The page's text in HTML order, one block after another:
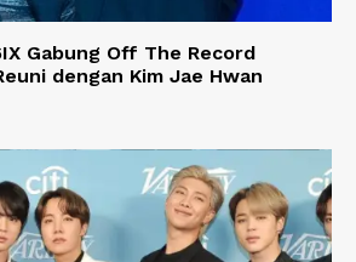
Gabung Off The Record
dengan Kim Jae Hwan